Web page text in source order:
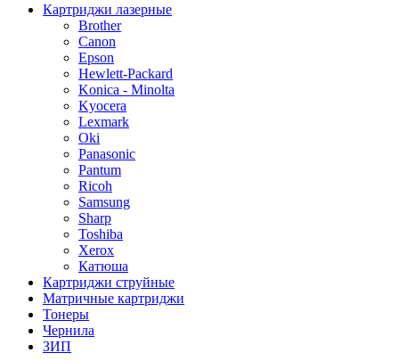
Картриджи лазерные
Brother
Canon
Epson
Hewlett-Packard
Konica - Minolta
Kyocera
Lexmark
Oki
Panasonic
Pantum
Ricoh
Samsung
Sharp
Toshiba
Xerox
Катюша
Картриджи струйные
Матричные картриджи
Тонеры
Чернила
ЗИП